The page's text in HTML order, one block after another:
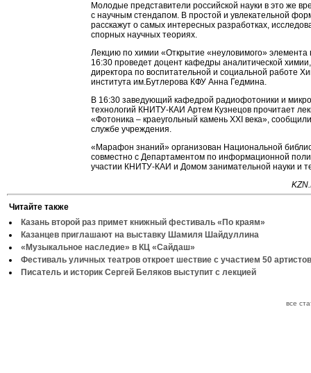
Молодые представители российской науки в это же
с научным стендапом. В простой и увлекательной
расскажут о самых интересных разработках,
спорных научных теориях.
Лекцию по химии «Открытие «неуловимого» элемента
16:30 проведет доцент кафедры аналитической
директора по воспитательной и социальной работе
института им.Бутлерова КФУ Анна Гедмина.
В 16:30 заведующий кафедрой радиофотоники и
технологий КНИТУ-КАИ Артем Кузнецов прочитает
«Фотоника – краеугольный камень XXI века»,
службе учреждения.
«Марафон знаний» организован Национальной
совместно с Департаментом по информационной
участии КНИТУ-КАИ и Домом занимательной науки и
Читайте также
Казань второй раз примет книжный фестиваль «По краям»
Казанцев приглашают на выставку Шамиля Шайдуллина
«Музыкальное наследие» в КЦ «Сайдаш»
Фестиваль уличных театров откроет шествие с участием 50 артистов
Писатель и историк Сергей Беляков выступит с лекцией
все